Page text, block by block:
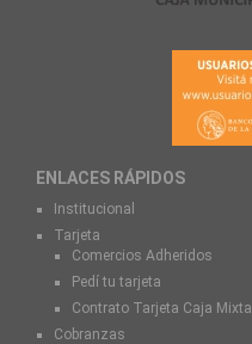
ENLACES RÁPIDOS
Institucional
Tarjeta
Comercios Adheridos
Pedí tu tarjeta
Contrato Tarjeta Caja Mixta
Cobranzas